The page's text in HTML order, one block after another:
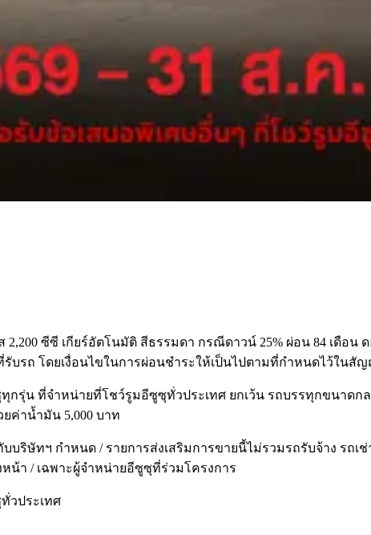
ซีซี เกียร์อัตโนมัติ สีธรรมดา กรณีดาวน์ 25% ผ่อน 84 เดือน ด
รับรถ โดยเงื่อนไขในการผ่อนชำระให้เป็นไปตามที่กำหนดไว้ในสั
รุ่น ที่จำหน่ายที่โชว์รูมอีซูซุทั่วประเทศ ยกเว้น รถบรรทุกขนาดก
ยค่าน้ำมัน 5,000 บาท
บริษัทฯ กำหนด / รายการส่งเสริมการขายนี้ไม่รวมรถรับจ้าง รถ
น้า / เฉพาะผู้จำหน่ายอีซูซุที่ร่วมโครงการ
วประเทศ